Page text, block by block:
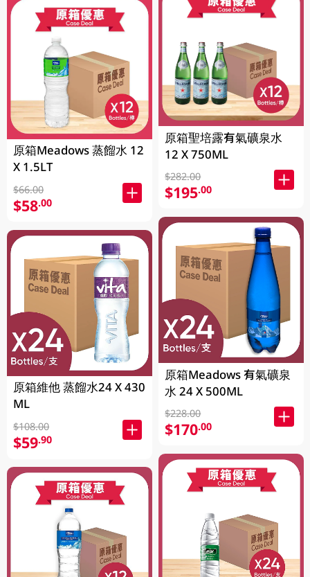
原箱Meadows 蒸餾水 12
X 1.5LT
$66.00
$58.00
原箱維他 蒸餾水24 X 430
ML
$108.00
$59.90
原箱聖培露有氣礦泉水
12 X 750ML
$282.00
$195.00
原箱Meadows 有氣礦泉
水 24 X 500ML
$228.00
$170.00